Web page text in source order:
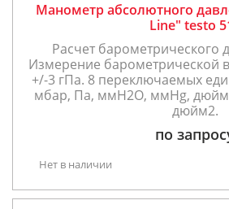
Манометр абсолютного
Line" testo
Расчет барометрического
Измерение барометрической
+/-3 гПа. 8 переключаемых
мбар, Па, ммH2O, ммHg,
дюйм2.
по
Нет в наличии